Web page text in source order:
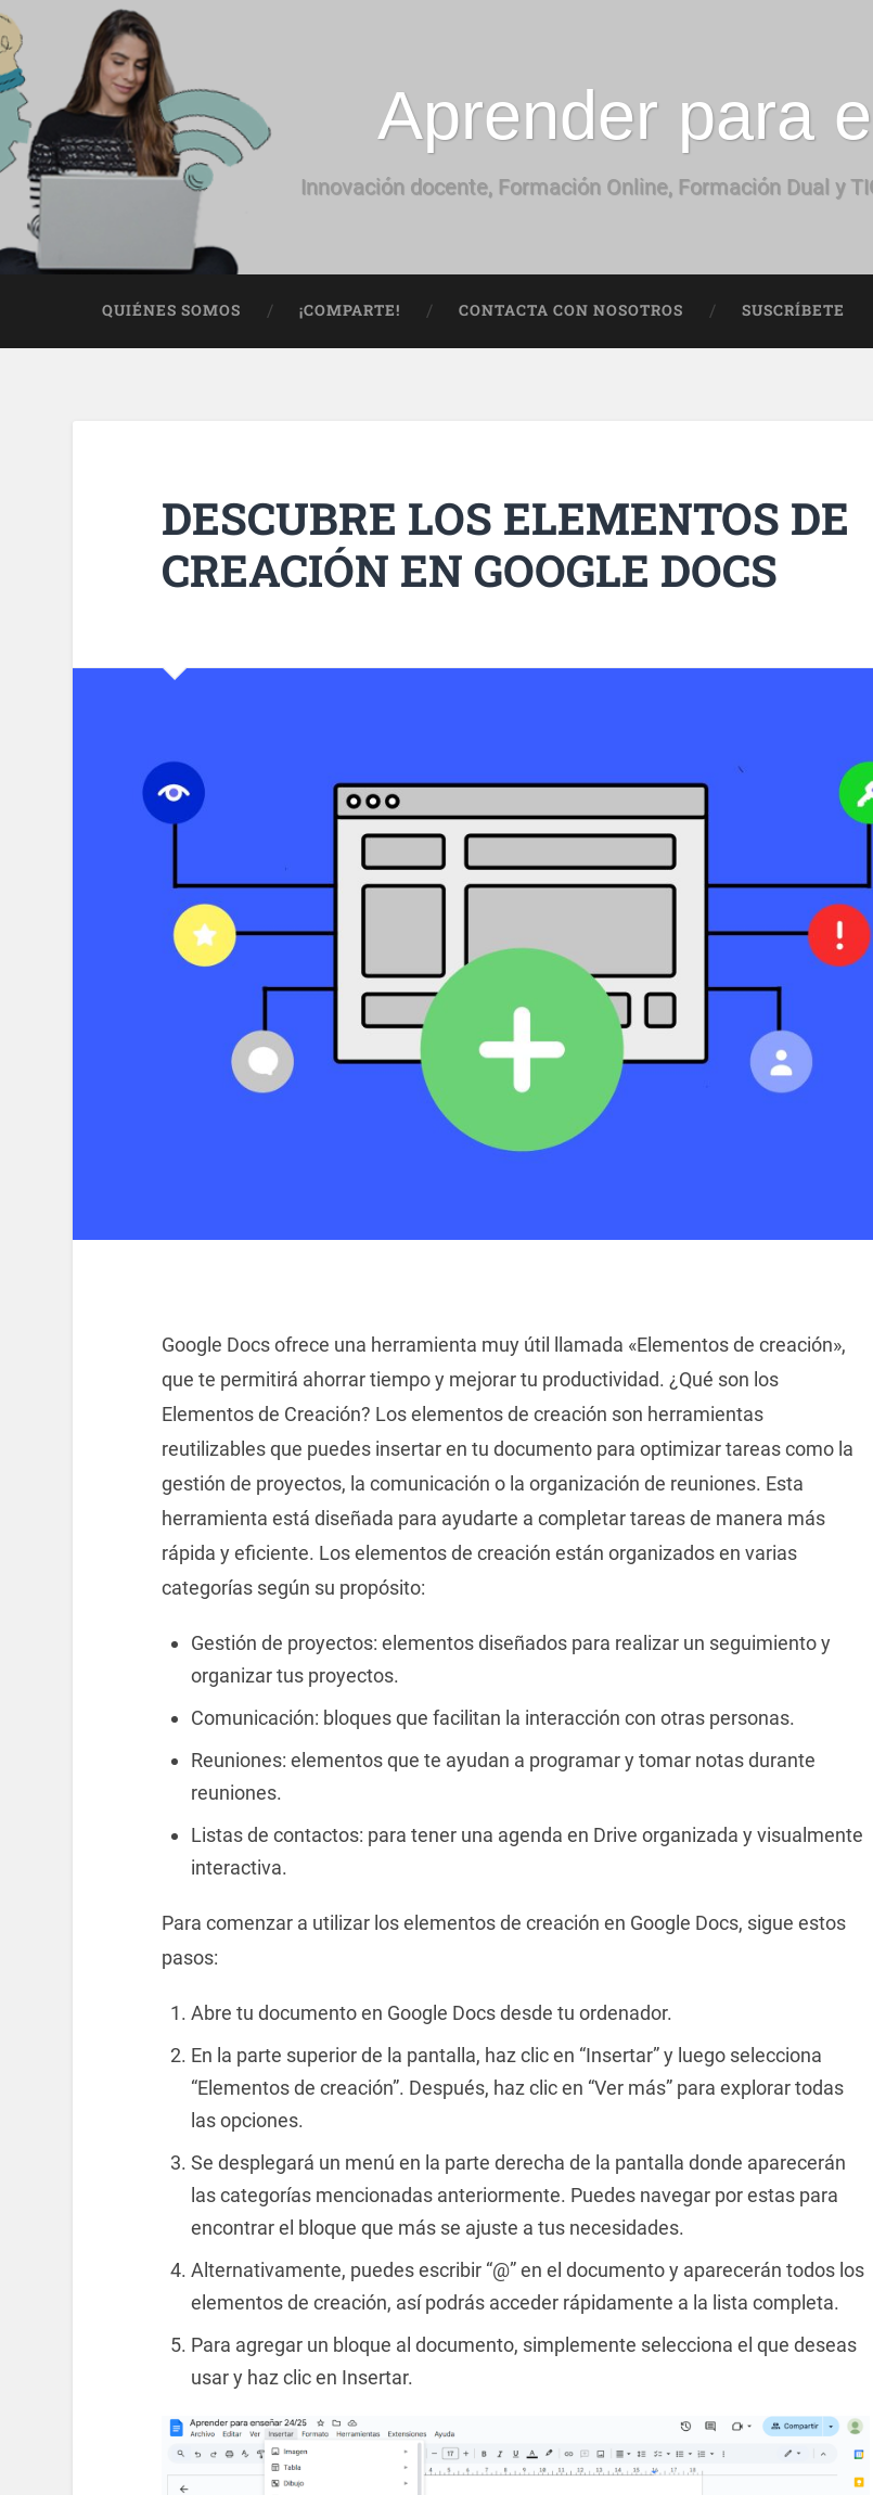
Aprender para
Innovación docente, Formación Online, Formación Dual y
QUIÉNES SOMOS ¡COMPARTE! CONTACTA CON NOSOTROS SUSCRÍBETE
DESCUBRE LOS ELEMENTOS DE
CREACIÓN EN GOOGLE DOCS
Google Docs ofrece una herramienta muy útil llamada «Elementos de creación»,
que te permitirá ahorrar tiempo y mejorar tu productividad. ¿Qué son los
Elementos de Creación? Los elementos de creación son herramientas
reutilizables que puedes insertar en tu documento para optimizar tareas como la
gestión de proyectos, la comunicación o la organización de reuniones. Esta
herramienta está diseñada para ayudarte a completar tareas de manera más
rápida y eficiente. Los elementos de creación están organizados en varias
categorías según su propósito:
Gestión de proyectos: elementos diseñados para realizar un seguimiento y
organizar tus proyectos.
Comunicación: bloques que facilitan la interacción con otras personas.
Reuniones: elementos que te ayudan a programar y tomar notas durante
reuniones.
Listas de contactos: para tener una agenda en Drive organizada y visualmente
interactiva.
Para comenzar a utilizar los elementos de creación en Google Docs, sigue estos
pasos:
Abre tu documento en Google Docs desde tu ordenador.
En la parte superior de la pantalla, haz clic en “Insertar” y luego selecciona
“Elementos de creación”. Después, haz clic en “Ver más” para explorar todas
las opciones.
Se desplegará un menú en la parte derecha de la pantalla donde aparecerán
las categorías mencionadas anteriormente. Puedes navegar por estas para
encontrar el bloque que más se ajuste a tus necesidades.
Alternativamente, puedes escribir “@” en el documento y aparecerán todos los
elementos de creación, así podrás acceder rápidamente a la lista completa.
Para agregar un bloque al documento, simplemente selecciona el que deseas
usar y haz clic en Insertar.